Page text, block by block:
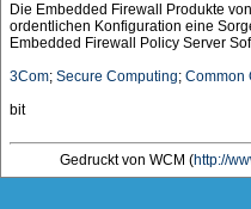
Die Embedded Firewall Produkte
ordentlichen Konfiguration eine
Embedded Firewall Policy Server
3Com; Secure Computing; Common
bit
Gedruckt von WCM (http://